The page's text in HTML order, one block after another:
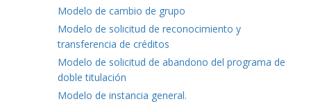
Modelo de cambio de grupo
Modelo de solicitud de reconocimiento y
transferencia de créditos
Modelo de solicitud de abandono del programa de
doble titulación
Modelo de instancia general.